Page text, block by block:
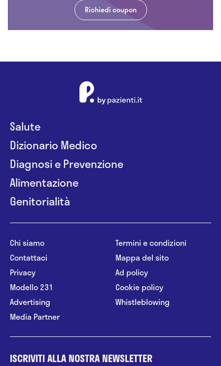
Richiedi coupon
Salute
Dizionario Medico
Diagnosi e Prevenzione
Alimentazione
Genitorialità
Chi siamo
Contattaci
Privacy
Modello 231
Advertising
Media Partner
Termini e condizioni
Mappa del sito
Ad policy
Cookie policy
Whistleblowing
ISCRIVITI ALLA NOSTRA NEWSLETTER